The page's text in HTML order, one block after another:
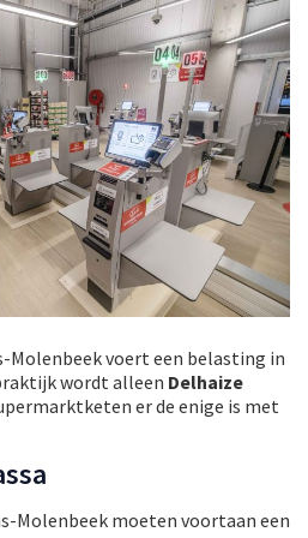
Molenbeek voert een belasting in
wordt alleen Delhaize
er de enige is met
Molenbeek moeten voortaan een